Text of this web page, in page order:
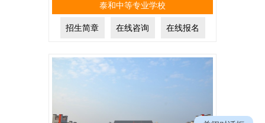
泰和中等专业学校
招生简章 在线咨询 在线报名